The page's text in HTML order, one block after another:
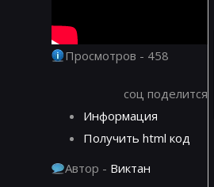
Просмотров - 458
соц поделится
Информация
Получить html код
Автор - Виктан